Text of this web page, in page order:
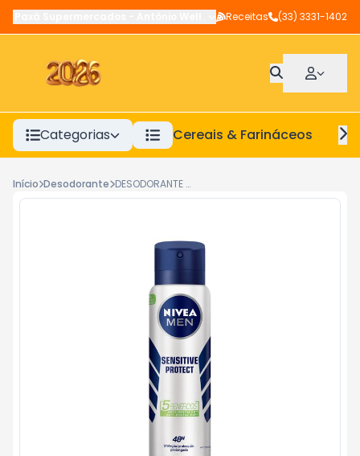
Antônio Wellerson,Manhuaçu- MG
Receitas (33) 3331-1402
Categorias Cereais & Farináceos
Início Desodorante DESODORANTE AEROSOL NIVEA MEN SENSITIVE PROTECT 90G